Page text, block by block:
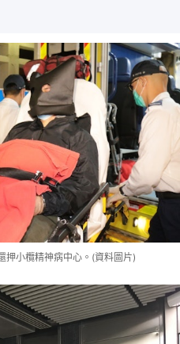
押小欖精神病中心。(資料圖片)